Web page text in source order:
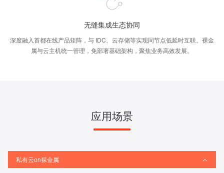
无缝集成生态协同
深度融入首都在线产品矩阵，与 IDC、云存储等实现同节点低延时互联。裸金
属与云主机统一管理，免部署基础架构，聚焦业务高效发展。
应用场景
私有云on裸金属